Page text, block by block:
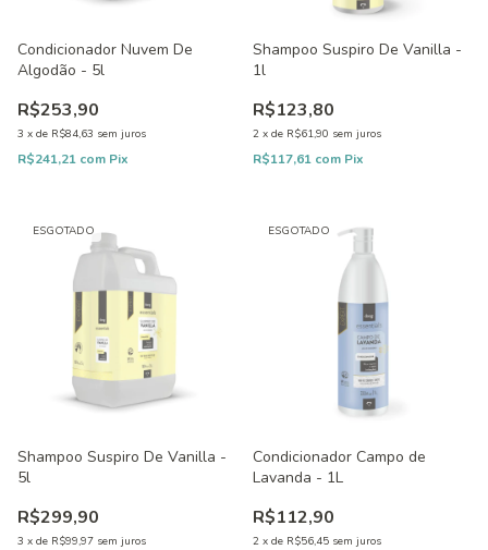
Condicionador Nuvem De
Algodão - 5l
R$253,90
3 x de R$84,63 sem juros
R$241,21 com Pix
Shampoo Suspiro De Vanilla -
1l
R$123,80
2 x de R$61,90 sem juros
R$117,61 com Pix
ESGOTADO
Shampoo Suspiro De Vanilla -
5l
R$299,90
3 x de R$99,97 sem juros
ESGOTADO
Condicionador Campo de
Lavanda - 1L
R$112,90
2 x de R$56,45 sem juros